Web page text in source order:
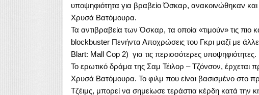
υποψηφιότητα για βραβείο Όσκαρ, ανακοινώθηκαν και
Χρυσά Βατόμουρα.
Τα αντιβραβεία των Όσκαρ, τα οποία «τιμούν» τις πιο
blockbuster Πενήντα Αποχρώσεις του Γκρι μαζί με
Blart: Mall Cop 2) για τις περισσότερες υποψηφιότητες.
Το ερωτικό δράμα της Σαμ Τέιλορ – Τζόνσον, έρχεται
Χρυσά Βατόμουρα. Το φιλμ που είναι βασισμένο στο
Τζέιμς, μπορεί να σημείωσε τεράστια κέρδη κατά την